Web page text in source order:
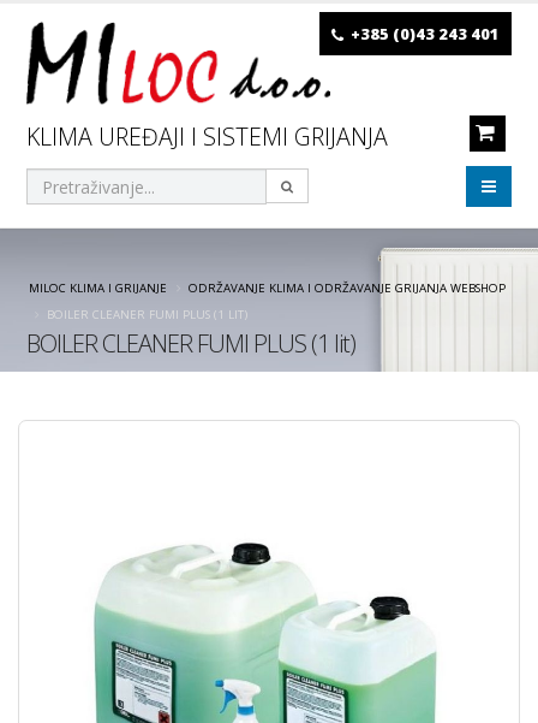
KLIMA UREĐAJI I SISTEMI GRIJANJA
+385 (0)43 243 401
MILOC KLIMA I GRIJANJE
ODRŽAVANJE KLIMA I ODRŽAVANJE GRIJANJA WEBSHOP
BOILER CLEANER FUMI PLUS (1 LIT)
BOILER CLEANER FUMI PLUS (1 lit)